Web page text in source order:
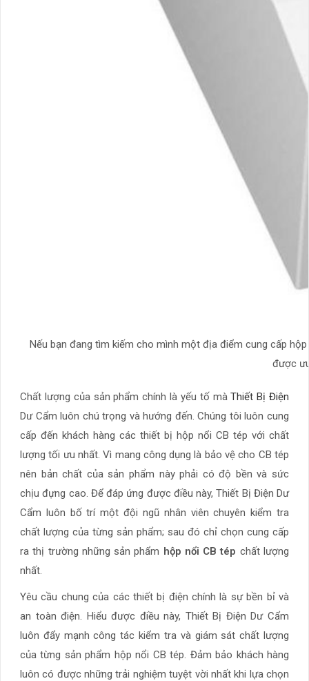
Nếu bạn đang tìm kiếm cho mình một địa điểm cung cấp
được
Chất lượng của sản phẩm chính là yếu tố màThiết Bị Điện
Dư Cẩm luôn chú trọng và hướng đến. Chúng tôi luôn cung
cấp đến khách hàng các thiết bị hộp nổi CB tép với chất
lượng tối ưu nhất. Vì mang công dụng là bảo vệ cho CB tép
nên bản chất của sản phẩm này phải có độ bền và sức
chịu đựng cao. Để đáp ứng được điều này, Thiết Bị Điện Dư
Cẩm luôn bố trí một đội ngũ nhân viên chuyên kiểm tra
chất lượng của từng sản phẩm; sau đó chỉ chọn cung cấp
ra thị trường những sản phẩm hộp nổi CB tép chất lượng
nhất.
Yêu cầu chung của các thiết bị điện chính là sự bền bỉ và
an toàn điện. Hiểu được điều này, Thiết Bị Điện Dư Cẩm
luôn đẩy mạnh công tác kiểm tra và giám sát chất lượng
của từng sản phẩm hộp nổi CB tép. Đảm bảo khách hàng
luôn có được những trải nghiệm tuyệt vời nhất khi lựa chọn